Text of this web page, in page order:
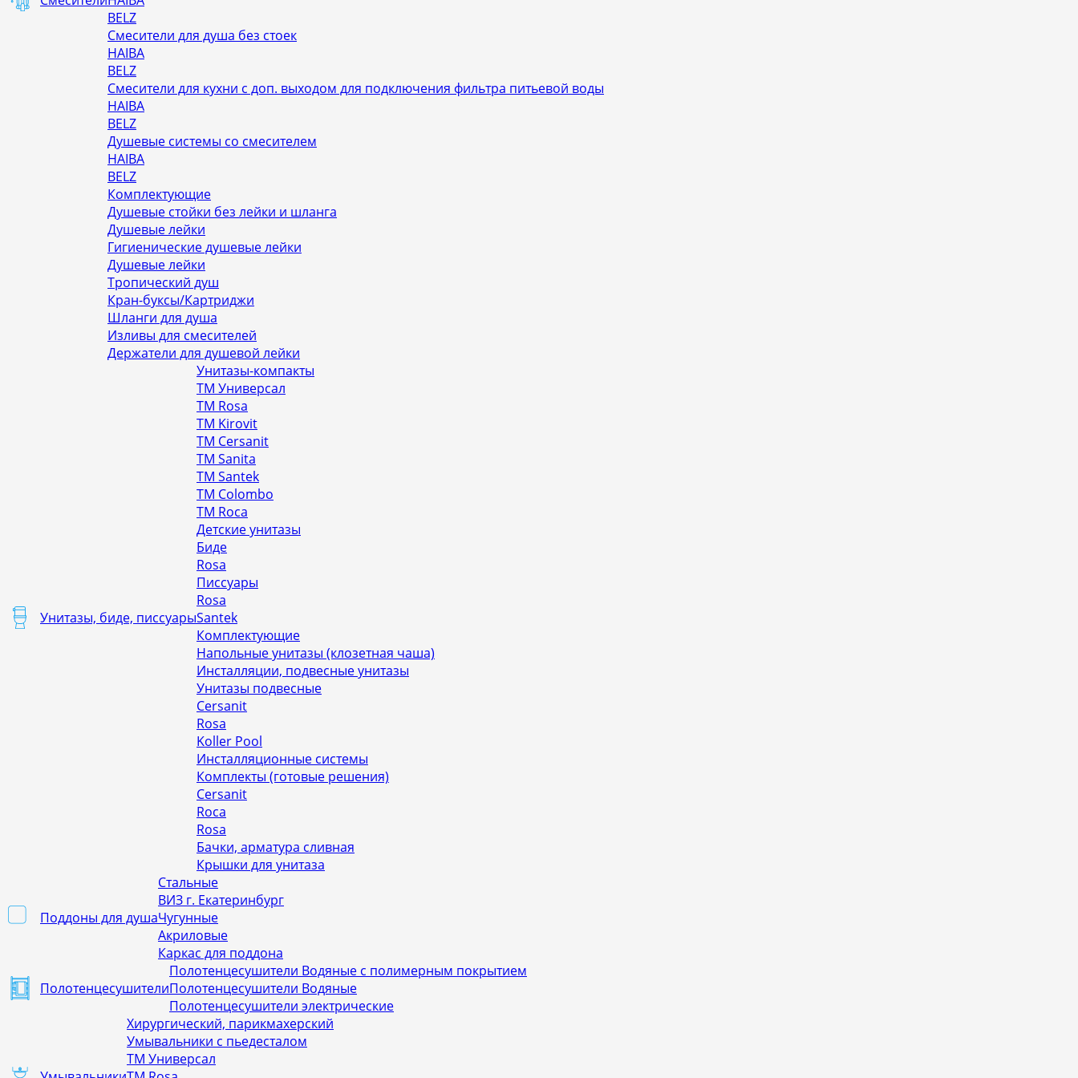
BELZ
Смесители для душа без стоек
HAIBA
BELZ
Смесители для кухни с доп. выходом для подключения фильтра питьевой воды
HAIBA
BELZ
Душевые системы со смесителем
HAIBA
BELZ
Комплектующие
Душевые стойки без лейки и шланга
Душевые лейки
Гигиенические душевые лейки
Душевые лейки
Тропический душ
Кран-буксы/Картриджи
Шланги для душа
Изливы для смесителей
Держатели для душевой лейки
Унитазы, биде, писсуары
Унитазы-компакты
ТМ Универсал
ТМ Rosa
ТМ Kirovit
ТМ Cersanit
ТМ Sanita
ТМ Santek
ТМ Colombo
ТМ Roca
Детские унитазы
Биде
Rosa
Писсуары
Rosa
Santek
Комплектующие
Напольные унитазы (клозетная чаша)
Инсталляции, подвесные унитазы
Унитазы подвесные
Cersanit
Rosa
Koller Pool
Инсталляционные системы
Комплекты (готовые решения)
Cersanit
Roca
Rosa
Бачки, арматура сливная
Крышки для унитаза
Поддоны для душа
Стальные
ВИЗ г. Екатеринбург
Чугунные
Акриловые
Каркас для поддона
Полотенцесушители
Полотенцесушители Водяные с полимерным покрытием
Полотенцесушители Водяные
Полотенцесушители электрические
Хирургический, парикмахерский
Умывальники с пьедесталом
ТМ Универсал